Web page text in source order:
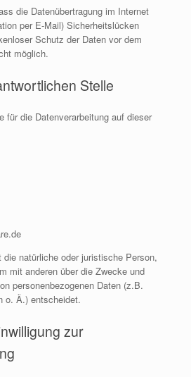
die Datenübertragung im Internet
per E-Mail) Sicherheitslücken
Schutz der Daten vor dem
möglich.
Stelle
für die Datenverarbeitung auf dieser
natürliche oder juristische Person,
mit anderen über die Zwecke und
personenbezogenen Daten (z.B.
o. Ä.) entscheidet.
zur